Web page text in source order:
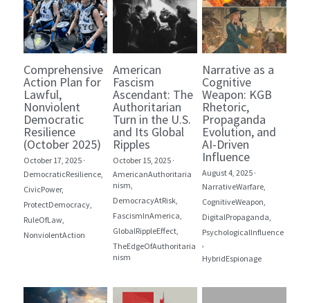
Comprehensive
Action Plan for
Lawful,
Nonviolent
Democratic
Resilience
(October 2025)
October 17, 2025 ·
DemocraticResilience,
CivicPower,
ProtectDemocracy,
RuleOfLaw,
NonviolentAction
American
Fascism
Ascendant: The
Authoritarian
Turn in the U.S.
and Its Global
Ripples
October 15, 2025 ·
AmericanAuthoritaria
nism,
DemocracyAtRisk,
FascismInAmerica,
GlobalRippleEffect,
TheEdgeOfAuthoritaria
nism
Narrative as a
Cognitive
Weapon: KGB
Rhetoric,
Propaganda
Evolution, and
AI-Driven
Influence
August 4, 2025 ·
NarrativeWarfare,
CognitiveWeapon,
DigitalPropaganda,
PsychologicalInfluence
HybridEspionage